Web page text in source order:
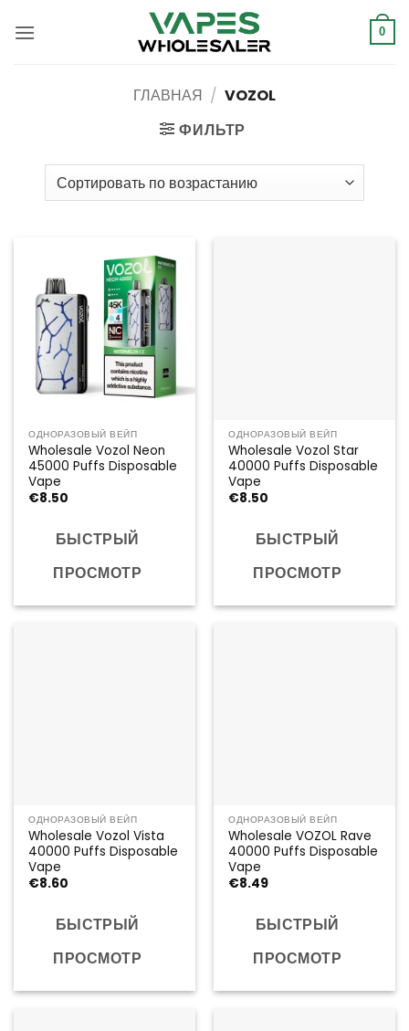
0
ГЛАВНАЯ / VOZOL
ФИЛЬТР
ОДНОРАЗОВЫЙ ВЕЙП
Wholesale Vozol Neon
45000 Puffs Disposable
Vape
€8.50
БЫСТРЫЙ
ПРОСМОТР
ОДНОРАЗОВЫЙ ВЕЙП
Wholesale Vozol Star
40000 Puffs Disposable
Vape
€8.50
БЫСТРЫЙ
ПРОСМОТР
ОДНОРАЗОВЫЙ ВЕЙП
Wholesale Vozol Vista
40000 Puffs Disposable
Vape
€8.60
БЫСТРЫЙ
ПРОСМОТР
ОДНОРАЗОВЫЙ ВЕЙП
Wholesale VOZOL Rave
40000 Puffs Disposable
Vape
€8.49
БЫСТРЫЙ
ПРОСМОТР